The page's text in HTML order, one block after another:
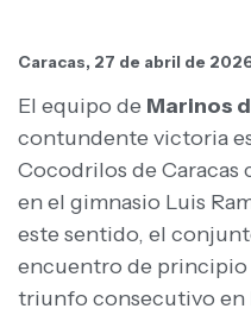
Caracas, 27 de abril de
El equipo de Marinos
contundente victoria
Cocodrilos de Caracas
en el gimnasio Luis
este sentido, el
encuentro de principio
triunfo consecutivo en